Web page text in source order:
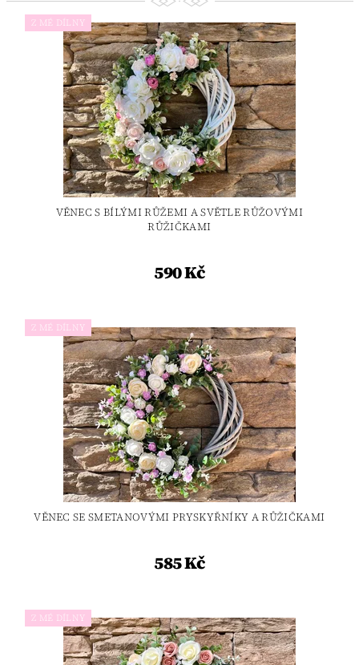
Z MÉ DÍLNY
VĚNEC S BÍLÝMI RŮŽEMI A SVĚTLE RŮŽOVÝMI
RŮŽIČKAMI
590 Kč
Z MÉ DÍLNY
VĚNEC SE SMETANOVÝMI PRYSKYŘNÍKY A RŮŽIČKAMI
585 Kč
Z MÉ DÍLNY